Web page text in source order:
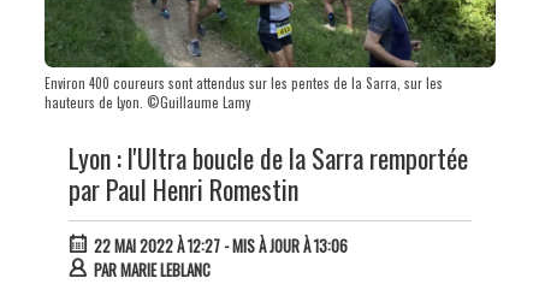
Environ 400 coureurs sont attendus sur les pentes de la Sarra, sur les
hauteurs de Lyon. ©Guillaume Lamy
Lyon : l'Ultra boucle de la Sarra remportée
par Paul Henri Romestin
22 MAI 2022 À 12:27- MIS À JOUR À 13:06
PARMARIE LEBLANC